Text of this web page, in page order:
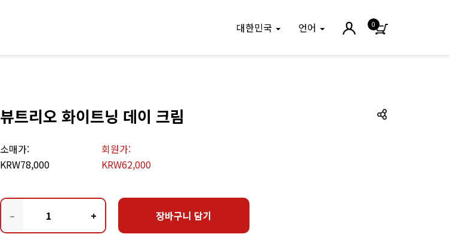
대한민국 언어 0
뷰트리오 화이트닝 데이 크림
소매가:
KRW78,000
회원가:
KRW62,000
– + 장바구니 담기